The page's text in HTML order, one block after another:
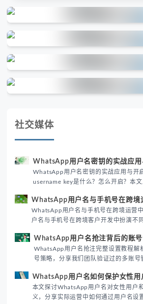
社交媒体
WhatsApp用户名密钥的实战应用
WhatsApp用户名密钥的实战应用与开
username key是什么？怎么开启？本
境团队高效触达目标客户。
WhatsApp用户名与手机号在跨境
WhatsApp用户名与手机号在跨境运营
户名与手机号在跨境客户开发中扮演不
际差异，帮助团队优化WhatsApp营销
WhatsApp用户名抢注背后的账
WhatsApp用户名抢注完整设置教程解
号策略，分享我们团队验证过的多账号
性直接影响转化率。
WhatsApp用户名如何保护女性用
本文探讨WhatsApp用户名对女性用户
义，分享实际运营中如何通过用户名设